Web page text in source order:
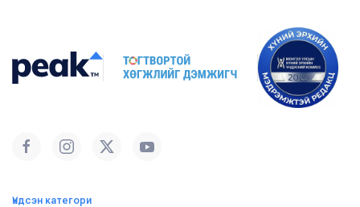
Үндсэн категори